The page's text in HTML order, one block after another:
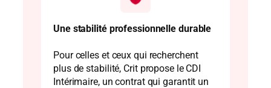
Une stabilité professionnelle durable
Pour celles et ceux qui recherchent
plus de stabilité, Crit propose le CDI
Intérimaire, un contrat qui garantit un